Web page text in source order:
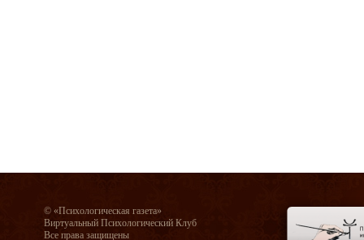
© «Психологическая газета»
Виртуальный Психологический Клуб
Все права защищены